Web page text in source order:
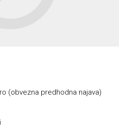
(obvezna predhodna najava)